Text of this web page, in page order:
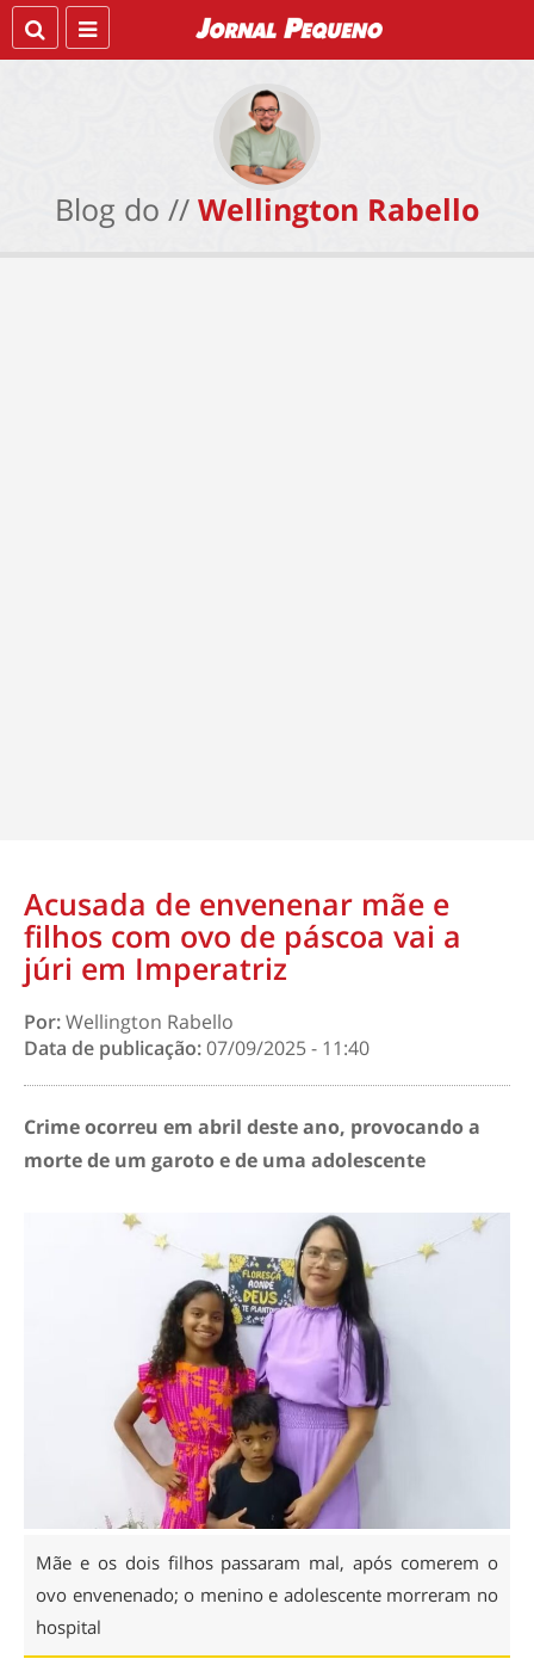
Blog do // Wellington Rabello
Acusada de envenenar mãe e
filhos com ovo de páscoa vai a
júri em Imperatriz
Por:Wellington Rabello
Data de publicação:07/09/2025 - 11:40
Crime ocorreu em abril deste ano, provocando a
morte de um garoto e de uma adolescente
Mãe e os dois filhos passaram mal, após comerem o
ovo envenenado; o menino e adolescente morreram no
hospital